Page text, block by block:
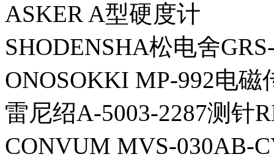
ASKER A型硬度计
SHODENSHA松电舍
ONOSOKKI MP-992电磁
雷尼绍A-5003-2287测针
CONVUM MVS-030AB-